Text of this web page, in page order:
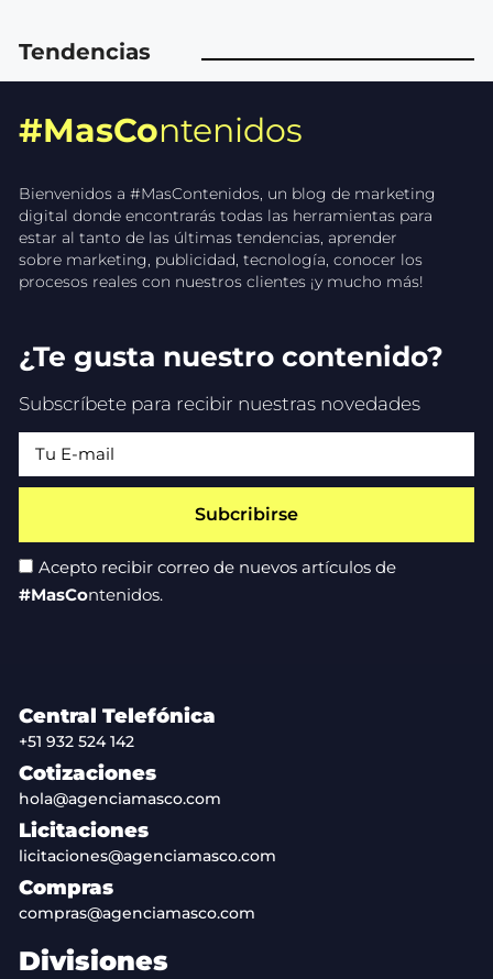
Tendencias
#MasContenidos
Bienvenidos a #MasContenidos, un blog de marketing
digital donde encontrarás todas las herramientas para
estar al tanto de las últimas tendencias, aprender
sobre marketing, publicidad, tecnología, conocer los
procesos reales con nuestros clientes ¡y mucho más!
¿Te gusta nuestro contenido?
Subscríbete para recibir nuestras novedades
Acepto recibir correo de nuevos artículos de
#MasContenidos.
Subcribirse
Central Telefónica
+51 932 524 142
Cotizaciones
hola@agenciamasco.com
Licitaciones
licitaciones@agenciamasco.com
Compras
compras@agenciamasco.com
Divisiones